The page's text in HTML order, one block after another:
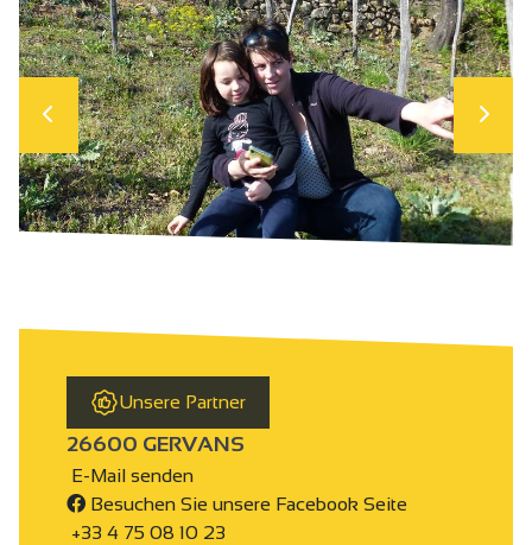
Unsere Partner
26600 GERVANS
E-Mail senden
Besuchen Sie unsere Facebook Seite
+33 4 75 08 10 23